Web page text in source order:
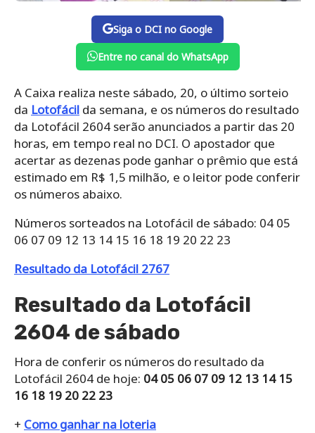
Siga o DCI no Google
Entre no canal do WhatsApp
A Caixa realiza neste sábado, 20, o último sorteio
da Lotofácil da semana, e os números do resultado
da Lotofácil 2604 serão anunciados a partir das 20
horas, em tempo real no DCI. O apostador que
acertar as dezenas pode ganhar o prêmio que está
estimado em R$ 1,5 milhão, e o leitor pode conferir
os números abaixo.
Números sorteados na Lotofácil de sábado: 04 05
06 07 09 12 13 14 15 16 18 19 20 22 23
Resultado da Lotofácil 2767
Resultado da Lotofácil
2604 de sábado
Hora de conferir os números do resultado da
Lotofácil 2604 de hoje: 04 05 06 07 09 12 13 14 15
16 18 19 20 22 23
+ Como ganhar na loteria